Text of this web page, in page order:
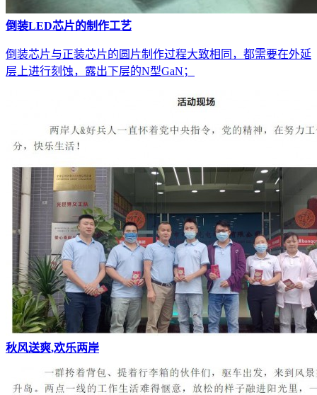
倒装LED芯片的制作工艺
倒装芯片与正装芯片的圆片制作过程大致相同，都需要在外延
层上进行刻蚀，露出下层的N型GaN；
秋风送爽,欢乐两岸